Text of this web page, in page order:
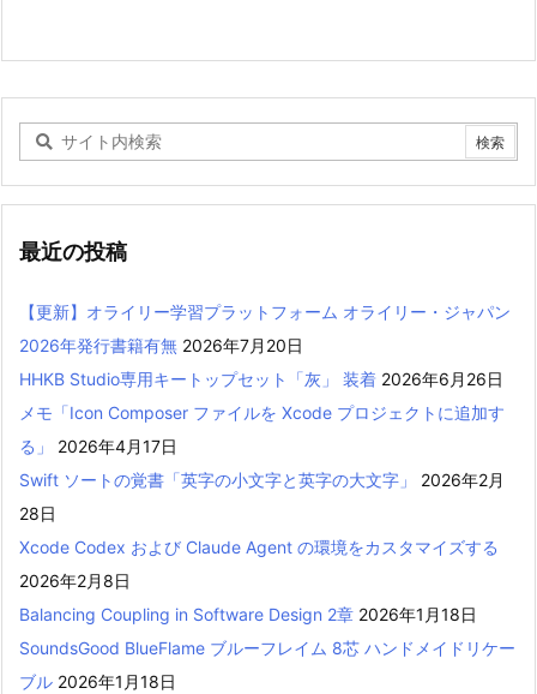
最近の投稿
【更新】オライリー学習プラットフォーム オライリー・ジャパン
2026年発行書籍有無 2026年7月20日
HHKB Studio専用キートップセット「灰」 装着 2026年6月26日
メモ「Icon Composer ファイルを Xcode プロジェクトに追加す
る」
2026年4月17日
Swift ソートの覚書「英字の小文字と英字の大文字」
2026年2月
28日
Xcode Codex および Claude Agent の環境をカスタマイズする
2026年2月8日
Balancing Coupling in Software Design 2章 2026年1月18日
SoundsGood BlueFlame ブルーフレイム 8芯 ハンドメイドリケー
ブル 2026年1月18日